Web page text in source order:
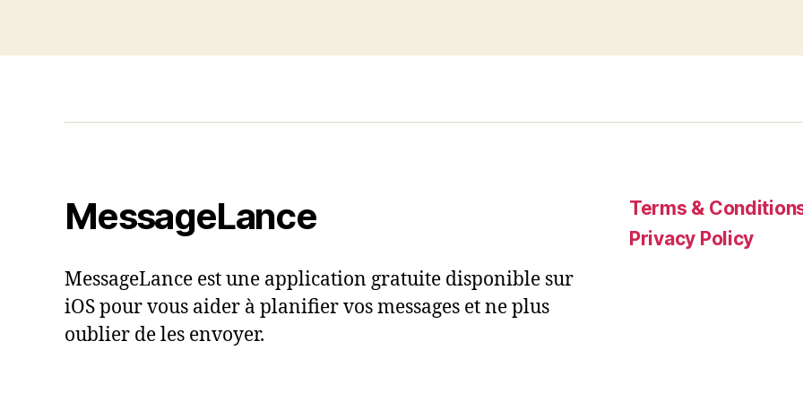
MessageLance
MessageLance est une application gratuite disponible sur
iOS pour vous aider à planifier vos messages et ne plus
oublier de les envoyer.
Terms &
Privacy Policy